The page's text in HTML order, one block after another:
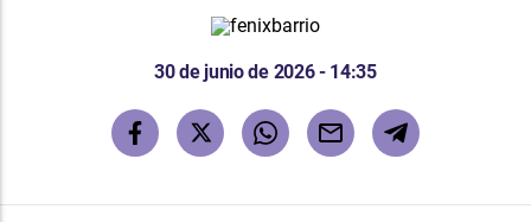
30 de junio de 2026 - 14:35